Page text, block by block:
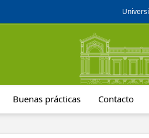
Buenas prácticas Contacto